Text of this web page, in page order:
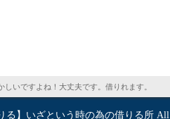
いですよね！大丈夫です。借りれます。
】いざという時の為の借りる所All